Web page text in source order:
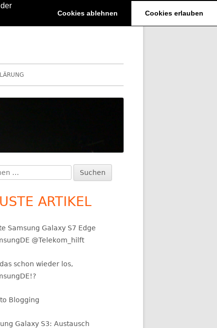
Cookies ablehnen Cookies erlauben
Music Hall 28.01.2007
ARTIKEL
Samsung Galaxy S7 Edge
@Telekom_hilft
schon wieder los,
Blogging
Galaxy S3: Austausch